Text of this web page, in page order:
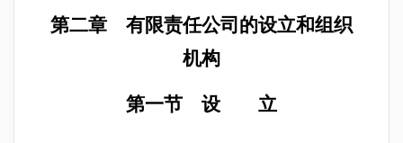
第二章 有限责任公司的设立和组织
机构
第一节 设 立